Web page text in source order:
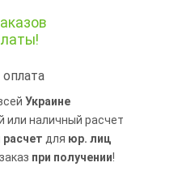
Украине
или наличный расчет
для юр. лиц
при получении!